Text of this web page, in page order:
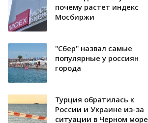
почему растет индекс
Мосбиржи
"Сбер" назвал самые
популярные у россиян
города
Турция обратилась к
России и Украине из-за
ситуации в Черном море